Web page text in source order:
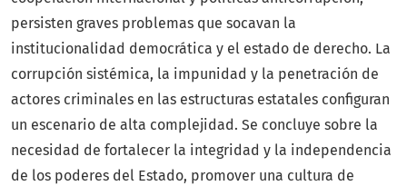
persisten graves problemas que socavan la
institucionalidad democrática y el estado de derecho. La
corrupción sistémica, la impunidad y la penetración de
actores criminales en las estructuras estatales configuran
un escenario de alta complejidad. Se concluye sobre la
necesidad de fortalecer la integridad y la independencia
de los poderes del Estado, promover una cultura de